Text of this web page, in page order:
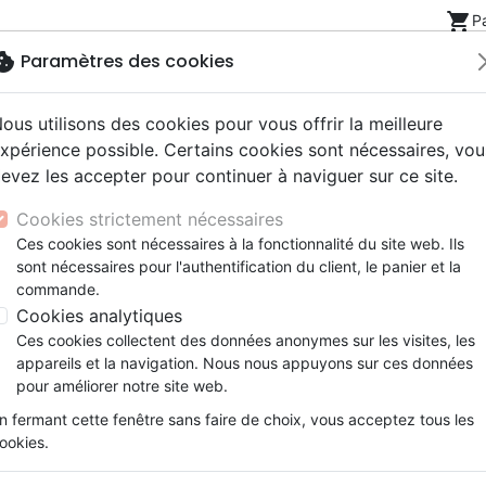
shopping_cart
NouveautésBibles
Segond 21
Segond
NEG
Livres
Famille, couple
Souffrance, Relation d'aide
Santé
eBooks
Couple
Méditations
Souffrance, Relation d'aide
Psychologie
Jeunesse
ans
Bibles jeunesse
Latino, Folk
Soul
Instrumental
Louange, Adoration
Hardrock, Métal
conférences
Documentaires, reportages
Accessoires de Bible
Papeterie
aus der Bibel
Bartimäus
Référence CLV256532 9783866995321
Description Détails du produit
Die biblische Geschichte von Bartimäus,
Paramètres des cookies
utilisons des cookies pour vous offrir la meilleure
possible. Certains cookies sont nécessaires,
les accepter pour continuer à naviguer sur ce site.
Cookies strictement nécessaires
Ces cookies sont nécessaires à la fonctionnalité du site web. Ils
sont nécessaires pour l'authentification du client, le panier et la
commande.
Cookies analytiques
Ces cookies collectent des données anonymes sur les visites, les
appareils et la navigation. Nous nous appuyons sur ces données
pour améliorer notre site web.
fermant cette fenêtre sans faire de choix, vous acceptez tous les